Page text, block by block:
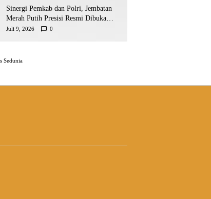
Sinergi Pemkab dan Polri, Jembatan
Merah Putih Presisi Resmi Dibuka
untuk Masyarakat Desa Rangsang
Juli 9, 2026 0
Sedunia